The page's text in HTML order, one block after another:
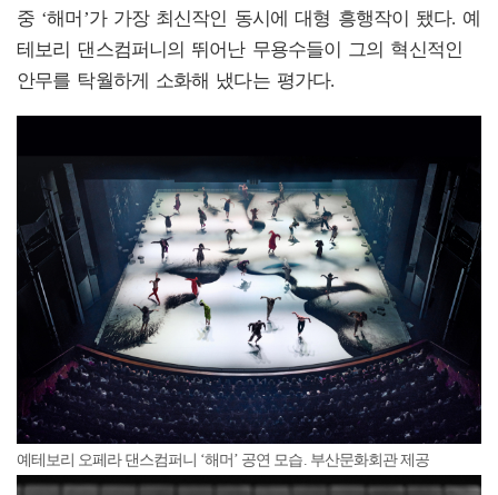
중 ‘해머’가 가장 최신작인 동시에 대형 흥행작이 됐다. 예
테보리 댄스컴퍼니의 뛰어난 무용수들이 그의 혁신적인
안무를 탁월하게 소화해 냈다는 평가다.
예테보리 오페라 댄스컴퍼니 ‘해머’ 공연 모습. 부산문화회관 제공